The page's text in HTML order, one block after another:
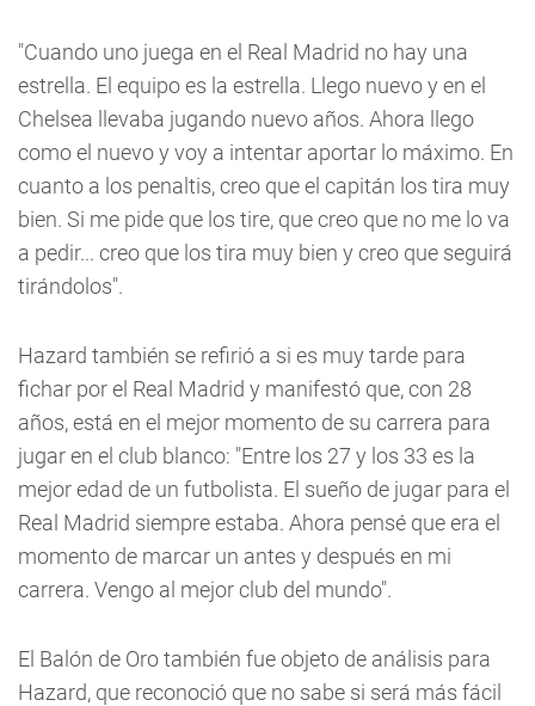
"Cuando uno juega en el Real Madrid no hay una
estrella. El equipo es la estrella. Llego nuevo y en el
Chelsea llevaba jugando nuevo años. Ahora llego
como el nuevo y voy a intentar aportar lo máximo. En
cuanto a los penaltis, creo que el capitán los tira muy
bien. Si me pide que los tire, que creo que no me lo va
a pedir... creo que los tira muy bien y creo que seguirá
tirándolos".
Hazard también se refirió a si es muy tarde para
fichar por el Real Madrid y manifestó que, con 28
años, está en el mejor momento de su carrera para
jugar en el club blanco: "Entre los 27 y los 33 es la
mejor edad de un futbolista. El sueño de jugar para el
Real Madrid siempre estaba. Ahora pensé que era el
momento de marcar un antes y después en mi
carrera. Vengo al mejor club del mundo".
El Balón de Oro también fue objeto de análisis para
Hazard, que reconoció que no sabe si será más fácil